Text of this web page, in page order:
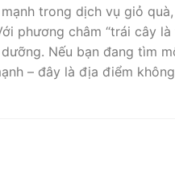
trong dịch vụ giỏ
phương châm “trái cây là
Nếu bạn đang tìm
– đây là địa điểm